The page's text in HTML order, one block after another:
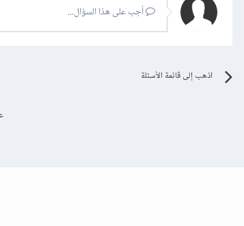
أجب على هذا السؤال...
اذهب إلى قائمة الأسئلة